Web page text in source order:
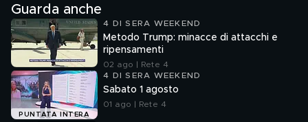
Guarda anche
4 DI SERA WEEKEND
Metodo Trump: minacce di attacchi e
ripensamenti
02 ago | Rete 4
PUNTATA INTERA
4 DI SERA WEEKEND
Sabato 1 agosto
01 ago | Rete 4